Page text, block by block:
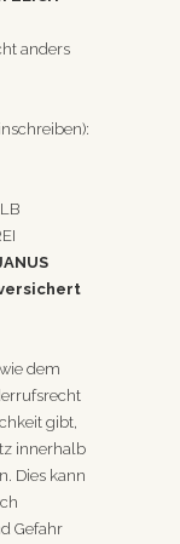
anders
versichert
dem
gibt,
innerhalb
Dies kann
Gefahr